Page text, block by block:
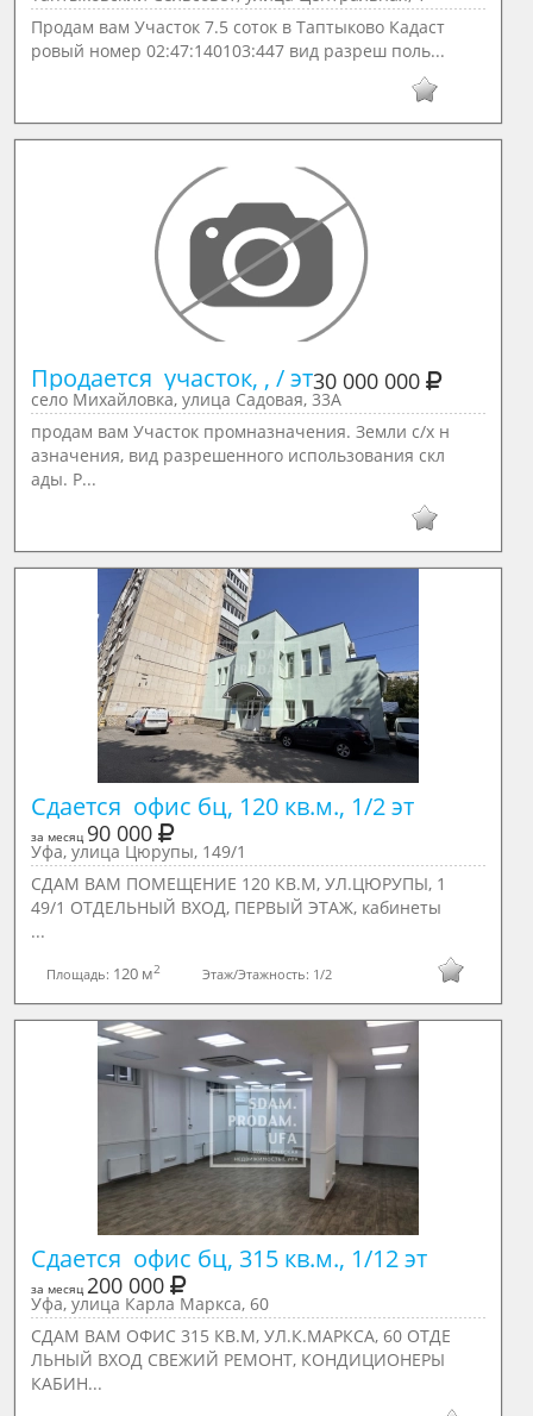
Продам вам Участок 7.5 соток в Таптыково Кадаст
ровый номер 02:47:140103:447 вид разреш поль...
Продается  участок, , / эт30 000 000
село Михайловка, улица Садовая, 33А
продам вам Участок промназначения. Земли с/х н
азначения, вид разрешенного использования скл
ады. Р...
Сдается  офис бц, 120 кв.м., 1/2 эт
за месяц 90 000
Уфа, улица Цюрупы, 149/1
СДАМ ВАМ ПОМЕЩЕНИЕ 120 КВ.М, УЛ.ЦЮРУПЫ, 1
49/1 ОТДЕЛЬНЫЙ ВХОД, ПЕРВЫЙ ЭТАЖ, кабинеты
...
Площадь: 120 м2 Этаж/Этажность: 1/2
Сдается  офис бц, 315 кв.м., 1/12 эт
за месяц 200 000
Уфа, улица Карла Маркса, 60
СДАМ ВАМ ОФИС 315 КВ.М, УЛ.К.МАРКСА, 60 ОТДЕ
ЛЬНЫЙ ВХОД СВЕЖИЙ РЕМОНТ, КОНДИЦИОНЕРЫ
КАБИН...